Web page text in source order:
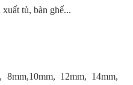
tủ, bàn ghế...
12mm, 14mm,